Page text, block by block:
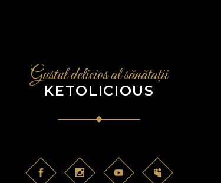
Gustul delicios al sănătații
KETOLICIOUS